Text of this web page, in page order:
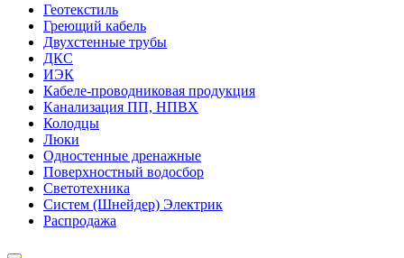
Геотекстиль
Греющий кабель
Двухстенные трубы
ДКС
ИЭК
Кабеле-проводниковая продукция
Канализация ПП, НПВХ
Колодцы
Люки
Одностенные дренажные
Поверхностный водосбор
Светотехника
Систем (Шнейдер) Электрик
Распродажа